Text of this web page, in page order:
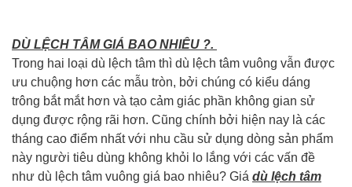
DÙ LỆCH TÂM GIÁ BAO NHIÊU ?.
Trong hai loại dù lệch tâm thì dù lệch tâm vuông vẫn được
ưu chuộng hơn các mẫu tròn, bởi chúng có kiểu dáng
trông bắt mắt hơn và tạo cảm giác phần không gian sử
dụng được rộng rãi hơn. Cũng chính bởi hiện nay là các
tháng cao điểm nhất với nhu cầu sử dụng dòng sản phẩm
này người tiêu dùng không khỏi lo lắng với các vấn đề
như dù lệch tâm vuông giá bao nhiêu? Giá dù lệch tâm